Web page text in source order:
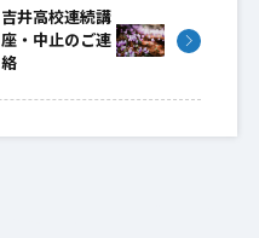
吉井高校連続講
座・中止のご連
絡